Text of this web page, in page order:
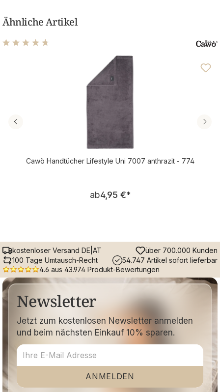
Ähnliche Artikel
Durchschnittliche Bewertung von 4.76 von 5 Sternen
Cawö Handtücher Lifestyle Uni 7007 anthrazit - 774
Regulärer Preis:
ab4,95 €*
kostenloser Versand DE|AT
über 700.000 Kunden
100 Tage Umtausch-Recht
54.747 Artikel sofort lieferbar
4.6 aus 43.974 Produkt-Bewertungen
Newsletter
Jetzt zum kostenlosen Newsletter anmelden
und beim nächsten Einkauf 10% sparen.
ANMELDEN